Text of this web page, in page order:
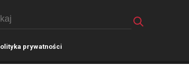
olityka prywatności